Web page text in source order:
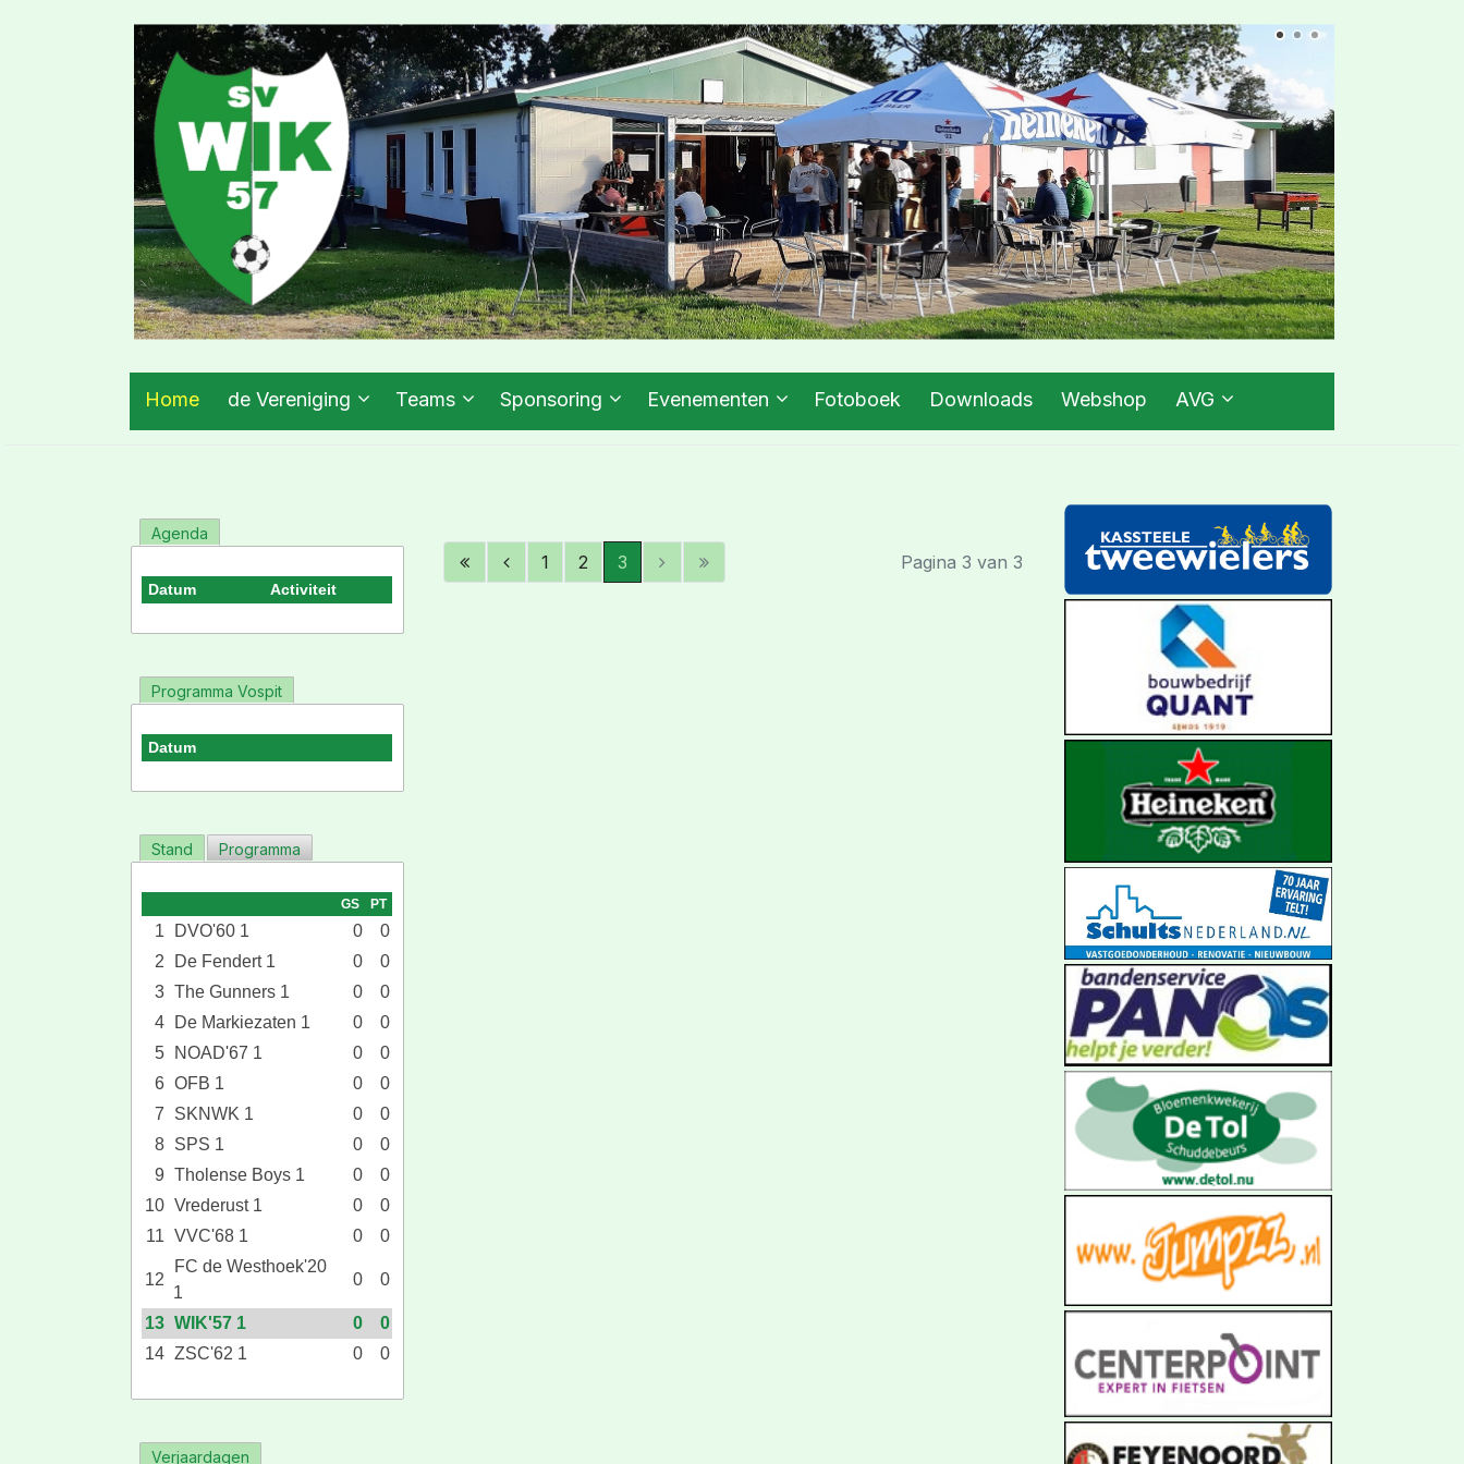
Home de Vereniging Teams Sponsoring Evenementen Fotoboek Downloads Webshop AVG
1 2 3 Pagina 3 van 3
Agenda
Datum Activiteit
Programma Vospit
Datum
Stand Programma
GS PT
1 DVO'60 1 0
0
2
De Fendert 1 0
0
3 The Gunners 1 0
0
4
De Markiezaten 1 0
0
5
NOAD'67 1 0
0
6 OFB 1 0
0
7
SKNWK 1 0
0
8 SPS 1 0
0
9 Tholense Boys 1 0
0
10 Vrederust 1 0
0
11 VVC'68 1 0 0
12
FC de Westhoek'20
1
0 0
13 WIK'57 1 0
0
14 ZSC'62 1 0 0
Verjaardagen